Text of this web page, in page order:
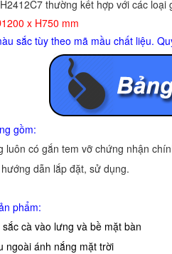
thường kết hợp với các
x H750 mm
sắc tùy theo mã mầu chất liệu.
gồm:
luôn có gắn tem vỡ chứng nhận
dẫn lắp đặt, sử dụng.
phẩm:
cà vào lưng và bề mặt bàn
ngoài ánh nắng mặt trời